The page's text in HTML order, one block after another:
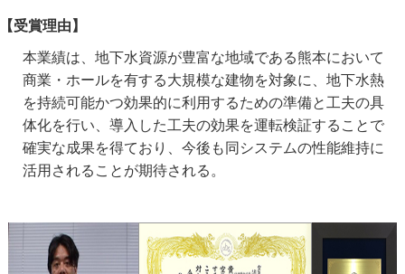
【受賞理由】
本業績は、地下水資源が豊富な地域である熊本において
商業・ホールを有する大規模な建物を対象に、地下水熱
を持続可能かつ効果的に利用するための準備と工夫の具
体化を行い、導入した工夫の効果を運転検証することで
確実な成果を得ており、今後も同システムの性能維持に
活用されることが期待される。